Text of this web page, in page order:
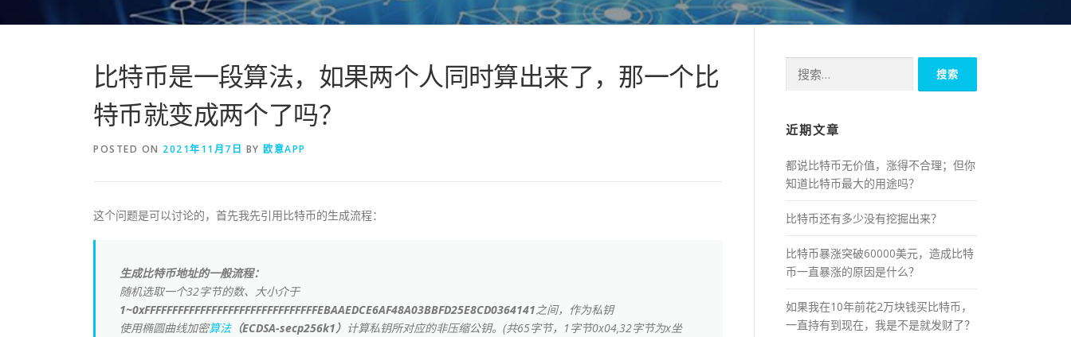
比特币是一段算法，如果两个人同时算出来了，那一个比
特币就变成两个了吗？
POSTED ON 2021年11月7日 BY 欧意APP
这个问题是可以讨论的，首先我先引用比特币的生成流程：
生成比特币地址的一般流程：
随机选取一个32字节的数、大小介于
1~0xFFFFFFFFFFFFFFFFFFFFFFFFFFFFFFFEBAAEDCE6AF48A03BBFD25E8CD0364141之间，作为私钥
使用椭圆曲线加密算法（ECDSA-secp256k1） 计算私钥所对应的非压缩公钥。(共65字节，1字节0x04,32字节为x坐
索：
近期文章
都说比特币无价值，涨得不合理；但你
知道比特币最大的用途吗？
比特币还有多少没有挖掘出来？
比特币暴涨突破60000美元，造成比特
币一直暴涨的原因是什么？
如果我在10年前花2万块钱买比特币，
一直持有到现在，我是不是就发财了？